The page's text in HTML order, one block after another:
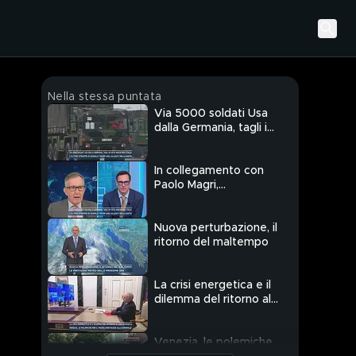
Nella stessa puntata
Via 5000 soldati Usa
dalla Germania, tagli in
In collegamento con
Paolo Magri,
Nuova perturbazione, il
ritorno del maltempo
La crisi energetica e il
dilemma del ritorno al
Venezia, le polemiche